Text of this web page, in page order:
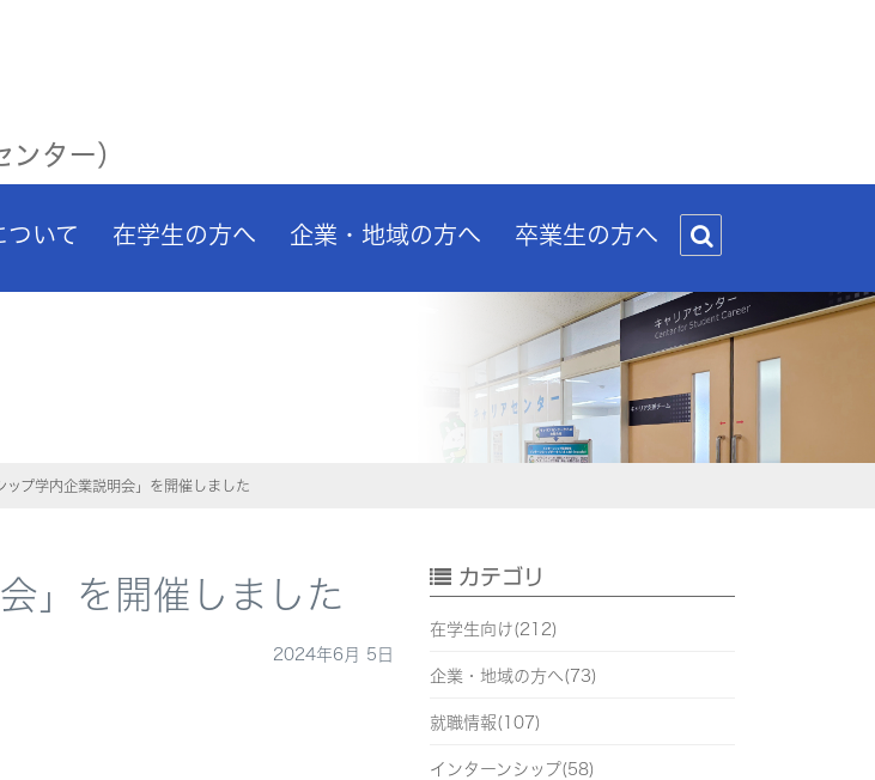
ンター）
ついて 在学生の方へ 企業・地域の方へ 卒業生の方へ
ップ学内企業説明会」を開催しました
」を開催しました
2024年6月 5日
カテゴリ
在学生向け(212)
企業・地域の方へ(73)
就職情報(107)
インターンシップ(58)